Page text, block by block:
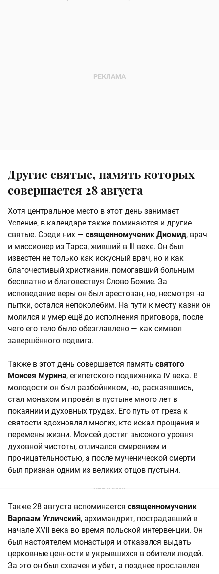
Другие святые, память которых
совершается 28 августа
Хотя центральное место в этот день занимает
Успение, в календаре также поминаются и другие
святые. Среди них — священномученик Диомид, врач
и миссионер из Тарса, живший в III веке. Он был
известен не только как искусный врач, но и как
благочестивый христианин, помогавший больным
бесплатно и благовествуя Слово Божие. За
исповедание веры он был арестован, но, несмотря на
пытки, остался непоколебим. На пути к месту казни он
молился и умер ещё до исполнения приговора, после
чего его тело было обезглавлено — как символ
завершённого подвига.
Также в этот день совершается память святого
Моисея Мурина, египетского подвижника IV века. В
молодости он был разбойником, но, раскаявшись,
стал монахом и провёл в пустыне много лет в
покаянии и духовных трудах. Его путь от греха к
святости вдохновлял многих, кто искал прощения и
перемены жизни. Моисей достиг высокого уровня
духовной чистоты, отличался смирением и
проницательностью, а после мученической смерти
был признан одним из великих отцов пустыни.
Также 28 августа вспоминается священномученик
Варлаам Угличский, архимандрит, пострадавший в
начале XVII века во время польской интервенции. Он
был настоятелем монастыря и отказался выдать
церковные ценности и укрывшихся в обители людей.
За это он был схвачен и убит, а позднее прославлен